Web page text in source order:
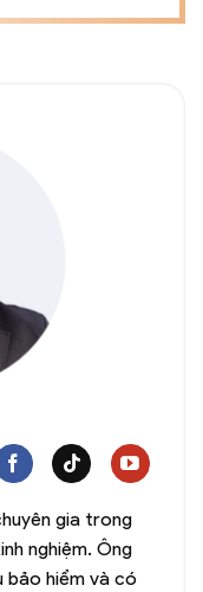
gia trong
nghiệm. Ông
bảo hiểm và có